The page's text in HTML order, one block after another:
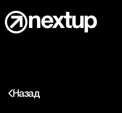
nextup
Медиа-личности
Назад